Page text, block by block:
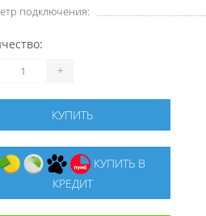
подключения:
+
КУПИТЬ
КУПИТЬ В
КРЕДИТ